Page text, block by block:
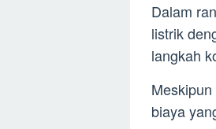
Dalam
listrik
langkah
biaya